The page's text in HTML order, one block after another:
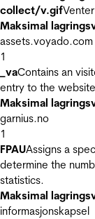
collect/v.gifVenter
Maksimal
assets.voyado.com
1
_vaContains an
entry to the
Maksimal
garnius.no
1
FPAUAssigns a
determine the
statistics.
Maksimal
informasjonskapsel